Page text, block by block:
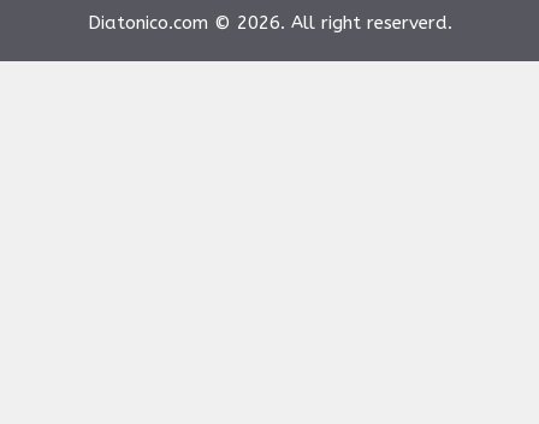
Diatonico.com © 2026. All right reserverd.